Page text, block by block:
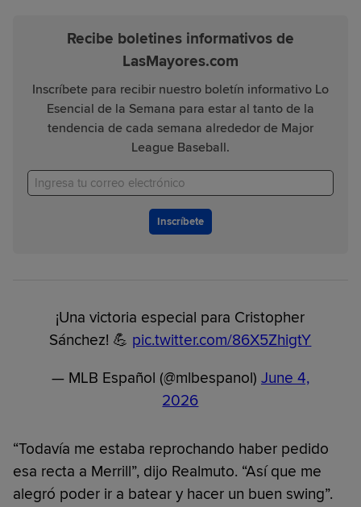
Recibe boletines informativos de
LasMayores.com
Inscríbete para recibir nuestro boletín informativo Lo
Esencial de la Semana para estar al tanto de la
tendencia de cada semana alrededor de Major
League Baseball.
Inscríbete
¡Una victoria especial para Cristopher
Sánchez! 💪 pic.twitter.com/86X5ZhigtY
— MLB Español (@mlbespanol) June 4,
2026
“Todavía me estaba reprochando haber pedido
esa recta a Merrill”, dijo Realmuto. “Así que me
alegró poder ir a batear y hacer un buen swing”.